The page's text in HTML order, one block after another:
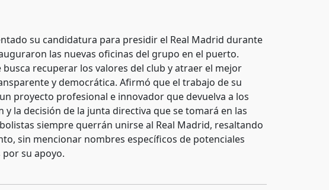
su candidatura para presidir el Real Madrid durante
las nuevas oficinas del grupo en el puerto.
recuperar los valores del club y atraer el mejor
y democrática. Afirmó que el trabajo de su
proyecto profesional e innovador que devuelva a los
la decisión de la junta directiva que se tomará en las
siempre querrán unirse al Real Madrid, resaltando
sin mencionar nombres específicos de potenciales
su apoyo.